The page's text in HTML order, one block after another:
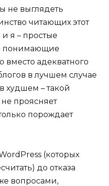
не выглядеть
читающих этот
и я – простые
понимающие
адекватного
в лучшем случае
худшем – такой
проясняет
порождает
(которых
до отказа
вопросами,